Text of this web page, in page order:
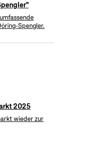
Spengler.
2025
wieder zur